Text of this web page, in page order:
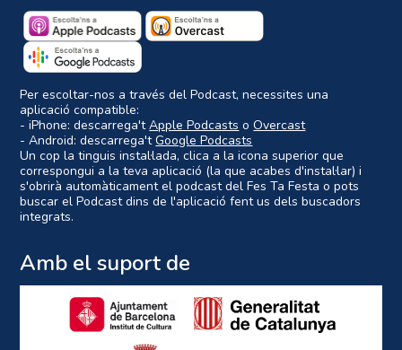
Per escoltar-nos a través del Podcast, necessites una
aplicació compatible:
- iPhone: descarrega'tApple Podcasts oOvercast
- Android: descarrega'tGoogle Podcasts
Un cop la tinguis instal·lada, clica a la icona superior que
correspongui a la teva aplicació (la que acabes d'instal·lar) i
s'obrirà automàticament el podcast del Fes Ta Festa o pots
buscar el Podcast dins de l'aplicació fent us dels buscadors
integrats.
Amb el suport de